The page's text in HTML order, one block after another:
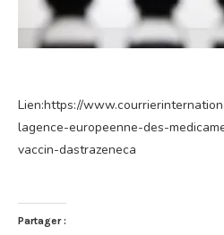
Lien:https://
lagence-europeenne-des-
vaccin-dastrazeneca
Partager :